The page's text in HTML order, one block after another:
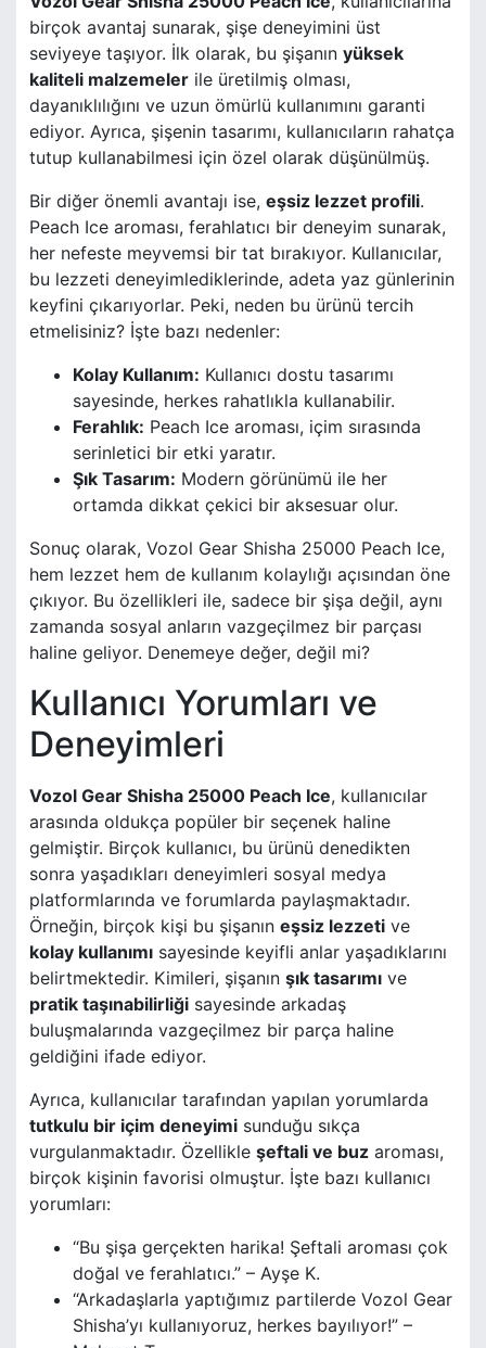
birçok avantaj sunarak, şişe deneyimini üst
seviyeye taşıyor. İlk olarak, bu şişanın yüksek
kaliteli malzemeler ile üretilmiş olması,
dayanıklılığını ve uzun ömürlü kullanımını garanti
ediyor. Ayrıca, şişenin tasarımı, kullanıcıların rahatça
tutup kullanabilmesi için özel olarak düşünülmüş.
Bir diğer önemli avantajı ise, eşsiz lezzet profili.
Peach Ice aroması, ferahlatıcı bir deneyim sunarak,
her nefeste meyvemsi bir tat bırakıyor. Kullanıcılar,
bu lezzeti deneyimlediklerinde, adeta yaz günlerinin
keyfini çıkarıyorlar. Peki, neden bu ürünü tercih
etmelisiniz? İşte bazı nedenler:
Kolay Kullanım: Kullanıcı dostu tasarımı
sayesinde, herkes rahatlıkla kullanabilir.
Ferahlık: Peach Ice aroması, içim sırasında
serinletici bir etki yaratır.
Şık Tasarım: Modern görünümü ile her
ortamda dikkat çekici bir aksesuar olur.
Sonuç olarak, Vozol Gear Shisha 25000 Peach Ice,
hem lezzet hem de kullanım kolaylığı açısından öne
çıkıyor. Bu özellikleri ile, sadece bir şişa değil, aynı
zamanda sosyal anların vazgeçilmez bir parçası
haline geliyor. Denemeye değer, değil mi?
Kullanıcı Yorumları ve
Deneyimleri
Vozol Gear Shisha 25000 Peach Ice, kullanıcılar
arasında oldukça popüler bir seçenek haline
gelmiştir. Birçok kullanıcı, bu ürünü denedikten
sonra yaşadıkları deneyimleri sosyal medya
platformlarında ve forumlarda paylaşmaktadır.
Örneğin, birçok kişi bu şişanın eşsiz lezzeti ve
kolay kullanımı sayesinde keyifli anlar yaşadıklarını
belirtmektedir. Kimileri, şişanın şık tasarımı ve
pratik taşınabilirliği sayesinde arkadaş
buluşmalarında vazgeçilmez bir parça haline
geldiğini ifade ediyor.
Ayrıca, kullanıcılar tarafından yapılan yorumlarda
tutkulu bir içim deneyimi sunduğu sıkça
vurgulanmaktadır. Özellikle şeftali ve buz aroması,
birçok kişinin favorisi olmuştur. İşte bazı kullanıcı
yorumları:
“Bu şişa gerçekten harika! Şeftali aroması çok
doğal ve ferahlatıcı.” – Ayşe K.
“Arkadaşlarla yaptığımız partilerde Vozol Gear
Shisha’yı kullanıyoruz, herkes bayılıyor!” –